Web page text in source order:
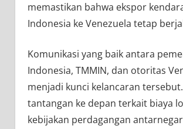
memastikan bahwa ekspor
Indonesia ke Venezuela tetap
Komunikasi yang baik antara
Indonesia, TMMIN, dan otoritas
menjadi kunci kelancaran
tantangan ke depan terkait biaya
kebijakan perdagangan